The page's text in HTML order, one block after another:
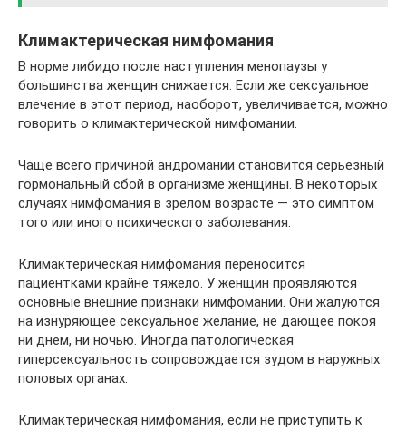
Климактерическая нимфомания
В норме либидо после наступления менопаузы у
большинства женщин снижается. Если же сексуальное
влечение в этот период, наоборот, увеличивается, можно
говорить о климактерической нимфомании.
Чаще всего причиной андромании становится серьезный
гормональный сбой в организме женщины. В некоторых
случаях нимфомания в зрелом возрасте — это симптом
того или иного психического заболевания.
Климактерическая нимфомания переносится
пациентками крайне тяжело. У женщин проявляются
основные внешние признаки нимфомании. Они жалуются
на изнуряющее сексуальное желание, не дающее покоя
ни днем, ни ночью. Иногда патологическая
гиперсексуальность сопровождается зудом в наружных
половых органах.
Климактерическая нимфомания, если не приступить к